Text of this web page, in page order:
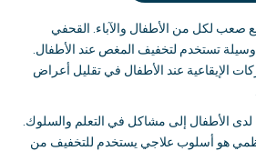
صعب لكل من الأطفال والآباء
القحفي
وسيلة تستخدم لتخفيف المغص عند الأطفال
الإيقاعية عند الأطفال في تقليل أعراض
لدى الأطفال إلى مشاكل في التعلم والسلوك
هو أسلوب علاجي يستخدم للتخفيف من